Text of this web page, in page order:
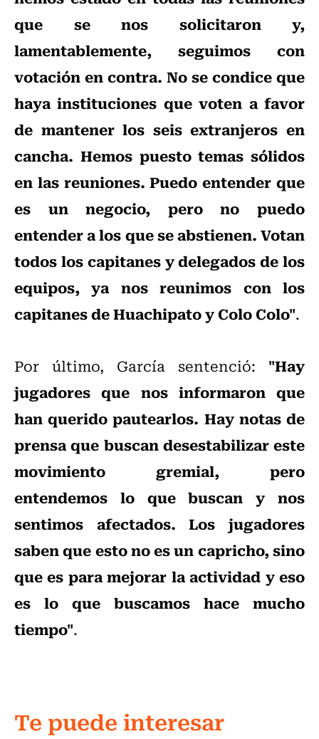
que se nos solicitaron y,
lamentablemente, seguimos con
votación en contra. No se condice que
haya instituciones que voten a favor
de mantener los seis extranjeros en
cancha. Hemos puesto temas sólidos
en las reuniones. Puedo entender que
es un negocio, pero no puedo
entender a los que se abstienen. Votan
todos los capitanes y delegados de los
equipos, ya nos reunimos con los
capitanes de Huachipato y Colo Colo".
Por último, García sentenció: "Hay
jugadores que nos informaron que
han querido pautearlos. Hay notas de
prensa que buscan desestabilizar este
movimiento gremial, pero
entendemos lo que buscan y nos
sentimos afectados. Los jugadores
saben que esto no es un capricho, sino
que es para mejorar la actividad y eso
es lo que buscamos hace mucho
tiempo".
Te puede interesar